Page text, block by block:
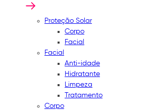
Proteção Solar
Corpo
Facial
Facial
Anti-idade
Hidratante
Limpeza
Tratamento
Corpo